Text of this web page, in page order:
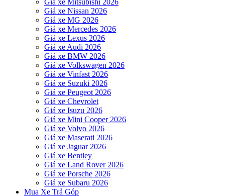
Giá xe Mitsubishi 2026
Giá xe Nissan 2026
Giá xe MG 2026
Giá xe Mercedes 2026
Giá xe Lexus 2026
Giá xe Audi 2026
Giá xe BMW 2026
Giá xe Volkswagen 2026
Giá xe Vinfast 2026
Giá xe Suzuki 2026
Giá xe Peugeot 2026
Giá xe Chevrolet
Giá xe Isuzu 2026
Giá xe Mini Cooper 2026
Giá xe Volvo 2026
Giá xe Maserati 2026
Giá xe Jaguar 2026
Giá xe Bentley
Giá xe Land Rover 2026
Giá xe Porsche 2026
Giá xe Subaru 2026
Mua Xe Trả Góp